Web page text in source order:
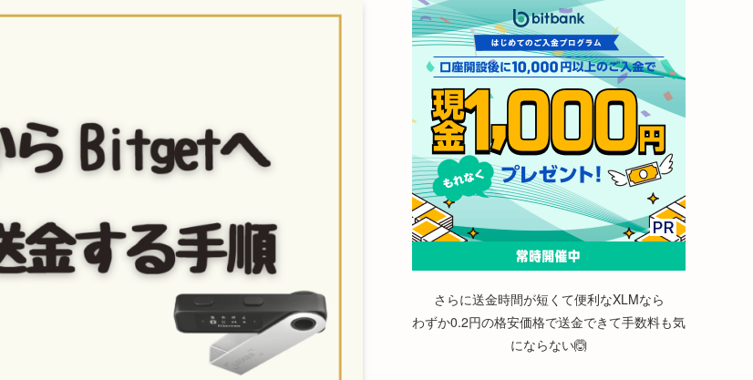
さらに送金時間が短くて便利なXLMなら
わずか0.2円の格安価格で送金できて手数料も気
にならない🙆